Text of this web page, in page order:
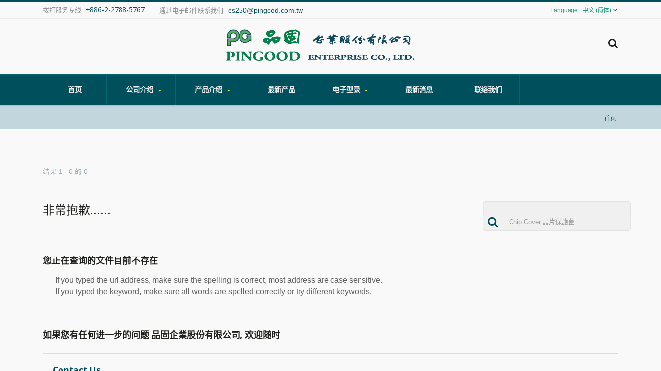
拨打服务专线 +886-2-2788-5767 通过电子邮件联系我们 cs250@pingood.com.tw 中文 (简体)
首页 公司介绍 产品介绍 最新产品 电子型录 最新消息 联络我们
首页
结果 1 - 0 的 0
非常抱歉......
您正在查询的文件目前不存在
If you typed the url address, make sure the spelling is correct, most address are case sensitive.
If you typed the keyword, make sure all words are spelled correctly or try different keywords.
如果您有任何进一步的问题 品固企業股份有限公司, 欢迎随时